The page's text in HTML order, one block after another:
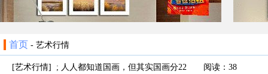
首页 - 艺术行情
[艺术行情] ; 人人都知道国画，但其实国画分22 阅读：38